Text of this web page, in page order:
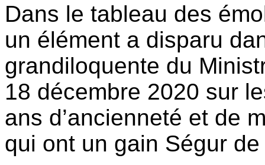
Dans le tableau des
un élément a disparu
grandiloquente du
18 décembre 2020 sur
ans d’ancienneté et de
qui ont un gain Ségur